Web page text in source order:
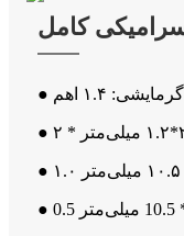
۱.۴ اهم